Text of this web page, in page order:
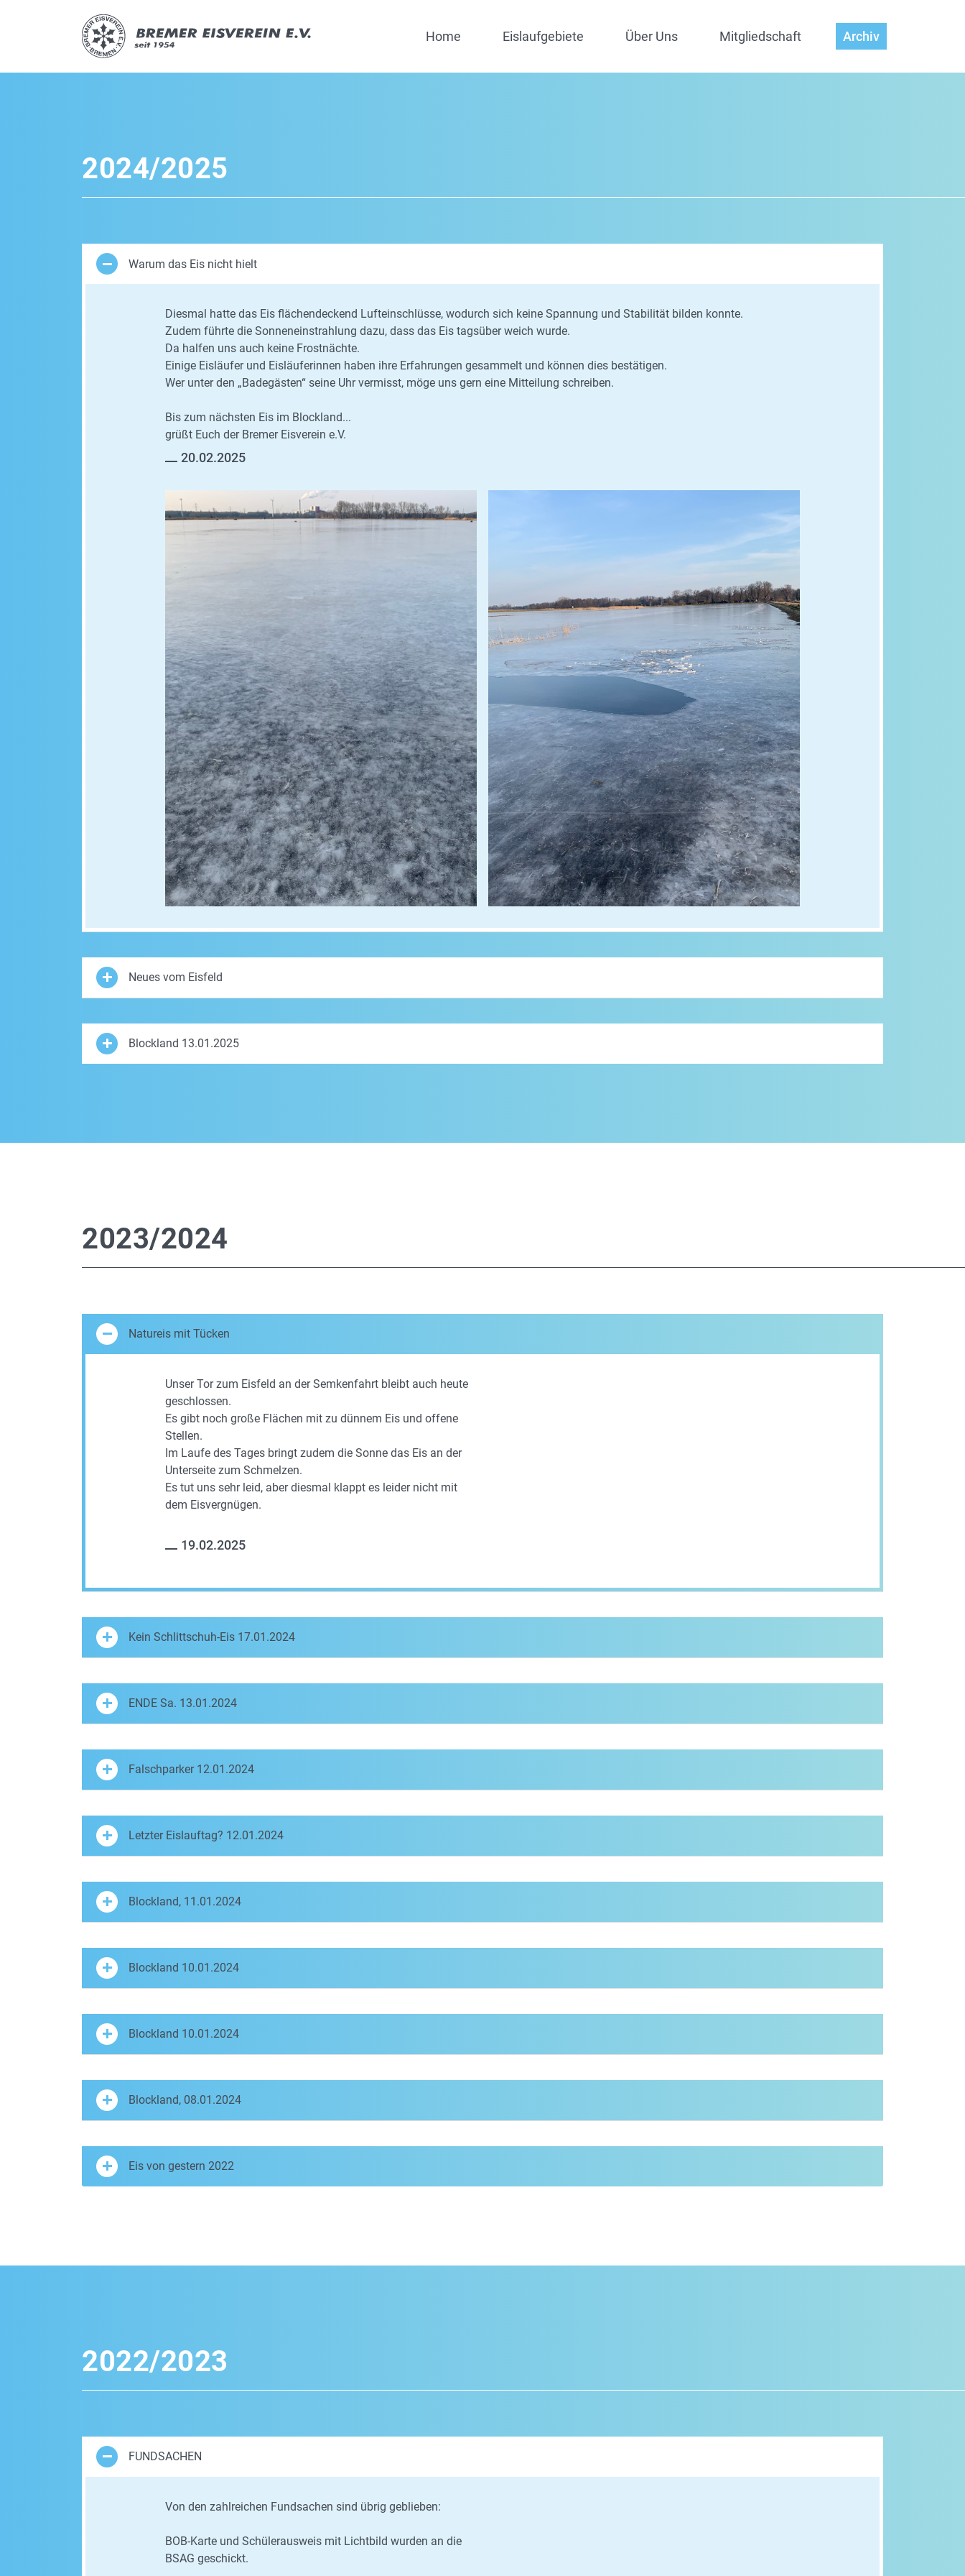
Home Eislaufgebiete Über Uns Mitgliedschaft Archiv
2024/2025
Warum das Eis nicht hielt
Diesmal hatte das Eis flächendeckend Lufteinschlüsse, wodurch sich keine Spannung und Stabilität bilden konnte.
Zudem führte die Sonneneinstrahlung dazu, dass das Eis tagsüber weich wurde.
Da halfen uns auch keine Frostnächte.
Einige Eisläufer und Eisläuferinnen haben ihre Erfahrungen gesammelt und können dies bestätigen.
Wer unter den „Badegästen“ seine Uhr vermisst, möge uns gern eine Mitteilung schreiben.
Bis zum nächsten Eis im Blockland...
grüßt Euch der Bremer Eisverein e.V.
20.02.2025
Neues vom Eisfeld
Blockland 13.01.2025
2023/2024
Natureis mit Tücken
Unser Tor zum Eisfeld an der Semkenfahrt bleibt auch heute
geschlossen.
Es gibt noch große Flächen mit zu dünnem Eis und offene
Stellen.
Im Laufe des Tages bringt zudem die Sonne das Eis an der
Unterseite zum Schmelzen.
Es tut uns sehr leid, aber diesmal klappt es leider nicht mit
dem Eisvergnügen.
19.02.2025
Kein Schlittschuh-Eis 17.01.2024
ENDE Sa. 13.01.2024
Falschparker 12.01.2024
Letzter Eislauftag? 12.01.2024
Blockland, 11.01.2024
Blockland 10.01.2024
Blockland 10.01.2024
Blockland, 08.01.2024
Eis von gestern 2022
2022/2023
FUNDSACHEN
Von den zahlreichen Fundsachen sind übrig geblieben:
BOB-Karte und Schülerausweis mit Lichtbild wurden an die
BSAG geschickt.